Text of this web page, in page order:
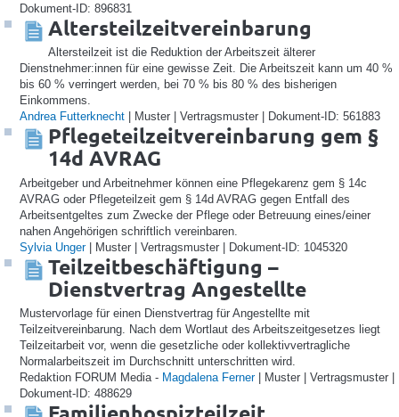
Dokument-ID: 896831
Altersteilzeitvereinbarung
Altersteilzeit ist die Reduktion der Arbeitszeit älterer
Dienstnehmer:innen für eine gewisse Zeit. Die Arbeitszeit kann um 40 %
bis 60 % verringert werden, bei 70 % bis 80 % des bisherigen
Einkommens.
Andrea Futterknecht | Muster | Vertragsmuster | Dokument-ID: 561883
Pflegeteilzeitvereinbarung gem §
14d AVRAG
Arbeitgeber und Arbeitnehmer können eine Pflegekarenz gem § 14c
AVRAG oder Pflegeteilzeit gem § 14d AVRAG gegen Entfall des
Arbeitsentgeltes zum Zwecke der Pflege oder Betreuung eines/einer
nahen Angehörigen schriftlich vereinbaren.
Sylvia Unger| Muster | Vertragsmuster | Dokument-ID: 1045320
Teilzeitbeschäftigung –
Dienstvertrag Angestellte
Mustervorlage für einen Dienstvertrag für Angestellte mit
Teilzeitvereinbarung. Nach dem Wortlaut des Arbeitszeitgesetzes liegt
Teilzeitarbeit vor, wenn die gesetzliche oder kollektivvertragliche
Normalarbeitszeit im Durchschnitt unterschritten wird.
Redaktion FORUM Media - Magdalena Ferner| Muster | Vertragsmuster |
Dokument-ID: 488629